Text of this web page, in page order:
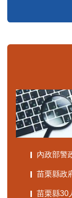
內政部警
苗栗縣政
苗栗縣30